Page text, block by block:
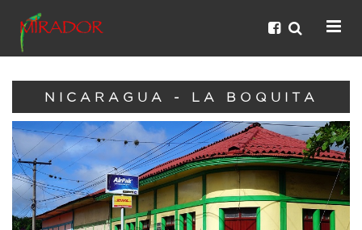
NICARAGUA - LA BOQUITA